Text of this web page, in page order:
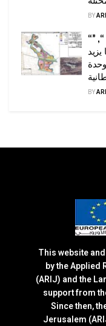
BY
“حتى النصف الأول من العام 2026 “, ”
و 19 ألف وحدة
BY
This website
by the Applied
(ARIJ) and the
support from
Since then,
Jerusalem